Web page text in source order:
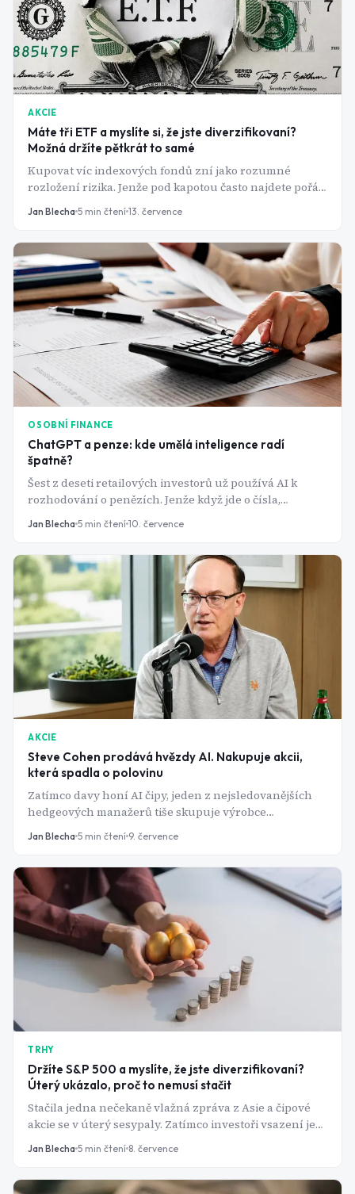
AKCIE
Máte tři ETF a myslíte si, že jste diverzifikovaní?
Možná držíte pětkrát to samé
Kupovat víc indexových fondů zní jako rozumné
rozložení rizika. Jenže pod kapotou často najdete pořád
dokola stejnou hrstku amerických technologických
Jan Blecha 5 min čtení 13. července
OSOBNÍ FINANCE
ChatGPT a penze: kde umělá inteligence radí
špatně?
Šest z deseti retailových investorů už používá AI k
rozhodování o penězích. Jenže když jde o čísla,
ChatGPT si je klidně vymyslí. A u důchodu se taková
Jan Blecha 5 min čtení 10. července
AKCIE
Steve Cohen prodává hvězdy AI. Nakupuje akcii,
která spadla o polovinu
Zatímco davy honí AI čipy, jeden z nejsledovanějších
hedgeových manažerů tiše skupuje výrobce
zdravotnických přístrojů, jehož akcie se propadly z
Jan Blecha 5 min čtení 9. července
TRHY
Držíte S&P 500 a myslíte, že jste diverzifikovaní?
Úterý ukázalo, proč to nemusí stačit
Stačila jedna nečekaně vlažná zpráva z Asie a čipové
akcie se v úterý sesypaly. Zatímco investoři vsazení jen
na technologie zbledli, ti s rozloženým portfoliem
Jan Blecha 5 min čtení 8. července